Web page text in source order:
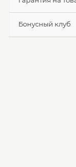
Бонусный клуб